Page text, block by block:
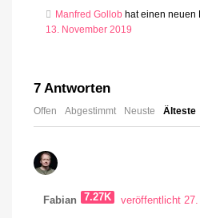
Manfred Gollob hat einen neuen
13. November 2019
7 Antworten
Offen Abgestimmt Neuste Älteste
Fabian 7.27K veröffentlicht